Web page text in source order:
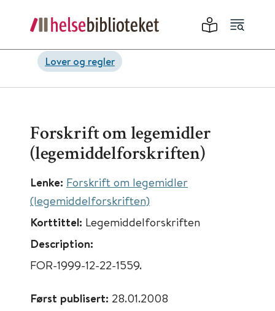
Lover og regler
Forskrift om legemidler
(legemiddelforskriften)
Lenke: Forskrift om legemidler
(legemiddelforskriften)
Korttittel: Legemiddelforskriften
Description:
FOR-1999-12-22-1559.
Først publisert: 28.01.2008